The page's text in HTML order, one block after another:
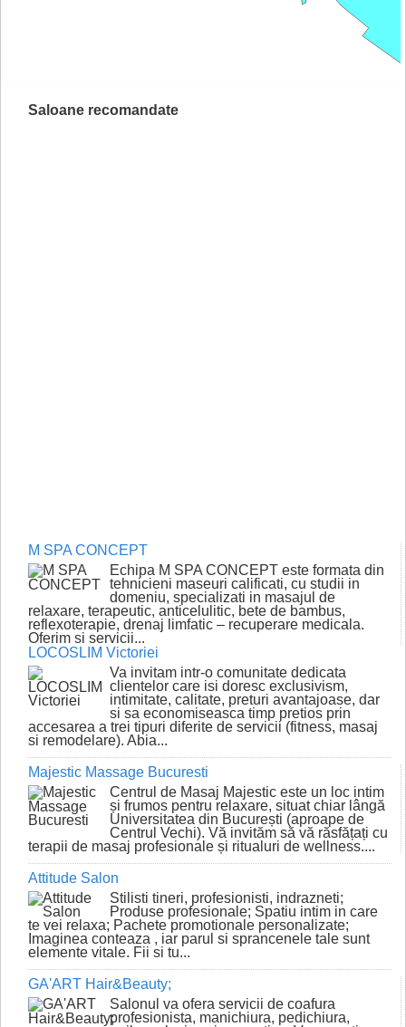
Saloane recomandate
M SPA CONCEPT
Echipa M SPA CONCEPT este formata din
tehnicieni maseuri calificati, cu studii in
domeniu, specializati in masajul de
relaxare, terapeutic, anticelulitic, bete de bambus,
reflexoterapie, drenaj limfatic – recuperare medicala.
Oferim si servicii...
LOCOSLIM Victoriei
Va invitam intr-o comunitate dedicata
clientelor care isi doresc exclusivism,
intimitate, calitate, preturi avantajoase, dar
si sa economiseasca timp pretios prin
accesarea a trei tipuri diferite de servicii (fitness, masaj
si remodelare). Abia...
Majestic Massage Bucuresti
Centrul de Masaj Majestic este un loc intim
și frumos pentru relaxare, situat chiar lângă
Universitatea din București (aproape de
Centrul Vechi). Vă invităm să vă răsfățați cu
terapii de masaj profesionale și ritualuri de wellness....
Attitude Salon
Stilisti tineri, profesionisti, indrazneti;
Produse profesionale; Spatiu intim in care
te vei relaxa; Pachete promotionale personalizate;
Imaginea conteaza , iar parul si sprancenele tale sunt
elemente vitale. Fii si tu...
GA'ART Hair&Beauty;
Salonul va ofera servicii de coafura
profesionista, manichiura, pedichiura,